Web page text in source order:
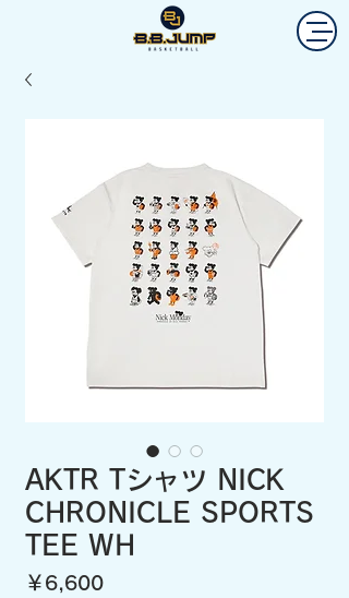
AKTR Tシャツ NICK
CHRONICLE SPORTS
TEE WH
￥6,600価